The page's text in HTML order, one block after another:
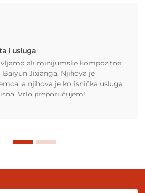
i usluga
aluminijumske kompozitne
Baiyun Jixianga. Njihova je
a njihova je korisnička usluga
Vrlo preporučujem!